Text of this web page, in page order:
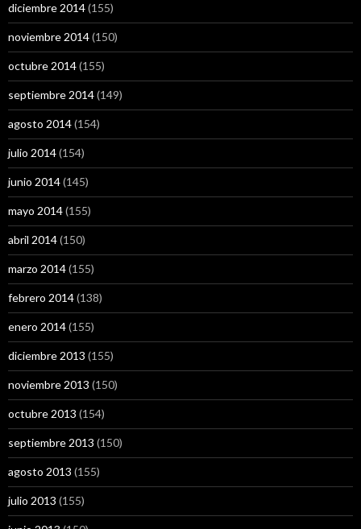
diciembre 2014(155)
noviembre 2014(150)
octubre 2014(155)
septiembre 2014(149)
agosto 2014(154)
julio 2014(154)
junio 2014(145)
mayo 2014(155)
abril 2014(150)
marzo 2014(155)
febrero 2014(138)
enero 2014(155)
diciembre 2013 (155)
noviembre 2013 (150)
octubre 2013 (154)
septiembre 2013 (150)
agosto 2013 (155)
julio 2013 (155)